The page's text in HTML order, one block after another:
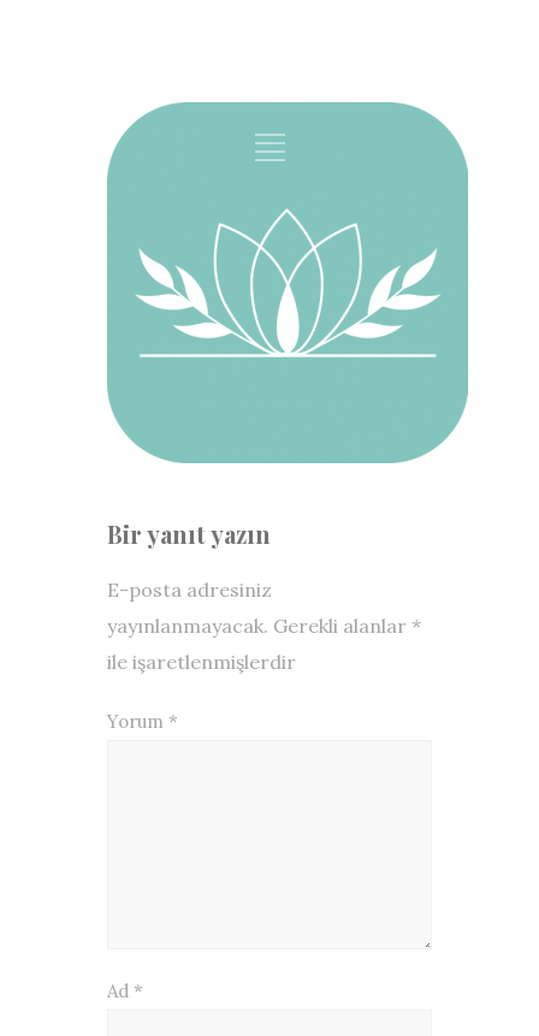
Bir yanıt yazın
E-posta adresiniz
yayınlanmayacak. Gerekli alanlar *
ile işaretlenmişlerdir
Yorum *
Ad *